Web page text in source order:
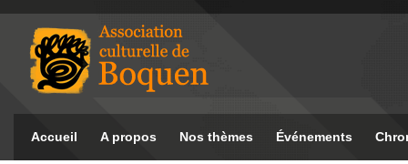
Accueil A propos Nos thèmes Événements